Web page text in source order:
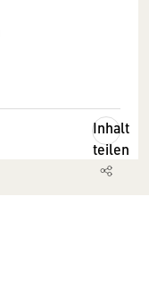
Inhalt
teilen